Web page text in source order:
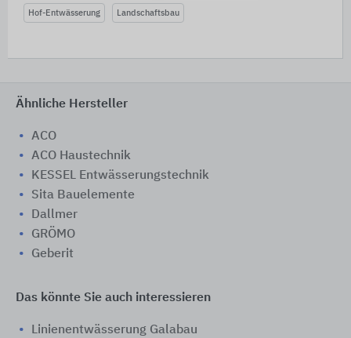
Hof-Entwässerung Landschaftsbau
Ähnliche Hersteller
ACO
ACO Haustechnik
KESSEL Entwässerungstechnik
Sita Bauelemente
Dallmer
GRÖMO
Geberit
Das könnte Sie auch interessieren
Linienentwässerung Galabau